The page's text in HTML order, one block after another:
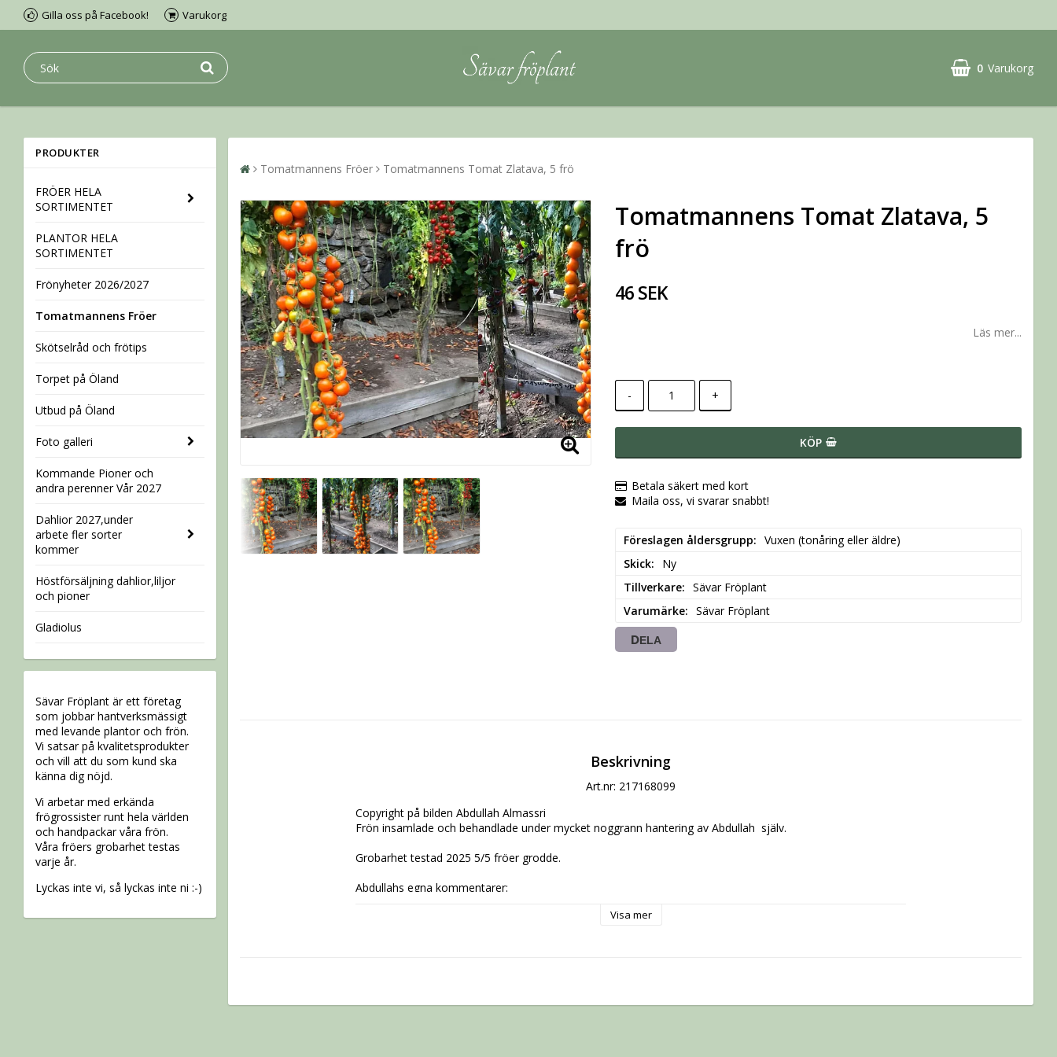
Gilla oss på Facebook! Varukorg
0 Varukorg
PRODUKTER
FRÖER HELA
SORTIMENTET
PLANTOR HELA
SORTIMENTET
Frönyheter 2026/2027
Tomatmannens Fröer
Skötselråd och frötips
Torpet på Öland
Utbud på Öland
Foto galleri
Kommande Pioner och
andra perenner Vår 2027
Dahlior 2027,under
arbete fler sorter
kommer
Höstförsäljning dahlior,liljor
och pioner
Gladiolus
Sävar Fröplant är ett företag
som jobbar hantverksmässigt
med levande plantor och frön.
Vi satsar på kvalitetsprodukter
och vill att du som kund ska
känna dig nöjd.
Vi arbetar med erkända
frögrossister runt hela världen
och handpackar våra frön.
Våra fröers grobarhet testas
varje år.
Lyckas inte vi, så lyckas inte ni :-)
Tomatmannens Fröer Tomatmannens Tomat Zlatava, 5 frö
Tomatmannens Tomat Zlatava, 5
frö
46 SEK
Läs mer...
- +
KÖP
Betala säkert med kort
Maila oss, vi svarar snabbt!
Föreslagen åldersgrupp
Vuxen (tonåring eller äldre)
Skick
Ny
Tillverkare
Sävar Fröplant
Varumärke
Sävar Fröplant
DELA
Beskrivning
Art.nr: 217168099
Copyright på bilden Abdullah Almassri
Frön insamlade och behandlade under mycket noggrann hantering av Abdullah  själv.
Grobarhet testad 2025 5/5 fröer grodde.
Abdullahs egna kommentarer:
ger skörd även under mindre gynnsamma odlingssäsonger. Perfekt att ätas direkt från plantan och
Visa mer